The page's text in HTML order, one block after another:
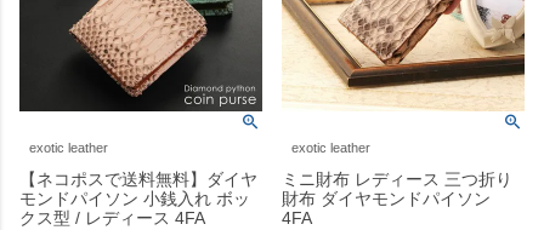
exotic leather
【ネコポスで送料無料】ダイヤ
モンドパイソン 小銭入れ ボッ
クス型 / レディース 4FA
exotic leather
ミニ財布 レディース 三つ折り
財布 ダイヤモンドパイソン
4FA